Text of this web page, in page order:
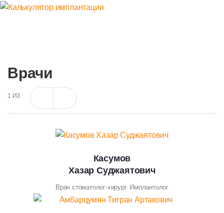
Врачи
1 ИЗ
Касумов
Хазар Суджаятович
Врач стоматолог-хирург. Имплантолог